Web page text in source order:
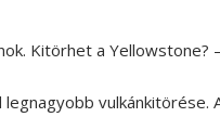
Kitörhet a
legnagyobb